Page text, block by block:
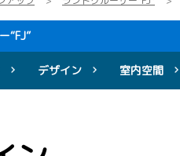
“FJ”
デザイン 室内空間